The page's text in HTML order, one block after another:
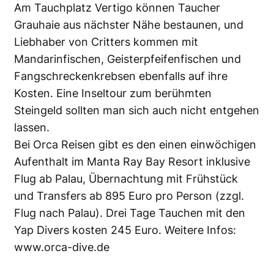
Am Tauchplatz Vertigo können Taucher
Grauhaie aus nächster Nähe bestaunen, und
Liebhaber von Critters kommen mit
Mandarinfischen, Geisterpfeifenfischen und
Fangschreckenkrebsen ebenfalls auf ihre
Kosten. Eine Inseltour zum berühmten
Steingeld sollten man sich auch nicht entgehen
lassen.
Bei Orca Reisen gibt es den einen einwöchigen
Aufenthalt im Manta Ray Bay Resort inklusive
Flug ab Palau, Übernachtung mit Frühstück
und Transfers ab 895 Euro pro Person (zzgl.
Flug nach Palau). Drei Tage Tauchen mit den
Yap Divers kosten 245 Euro. Weitere Infos:
www.orca-dive.de